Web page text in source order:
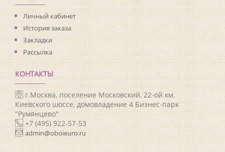
Личный кабинет
История заказа
Закладки
Рассылка
КОНТАКТЫ
г.Москва, поселение Московский, 22-ой км.
Киевского шоссе, домовладение 4 Бизнес-парк
"Румянцево"
+7 (495) 922-57-53
admin@oboieuro.ru